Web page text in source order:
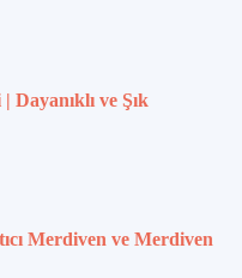
ve Şık
Merdiven ve Merdiven